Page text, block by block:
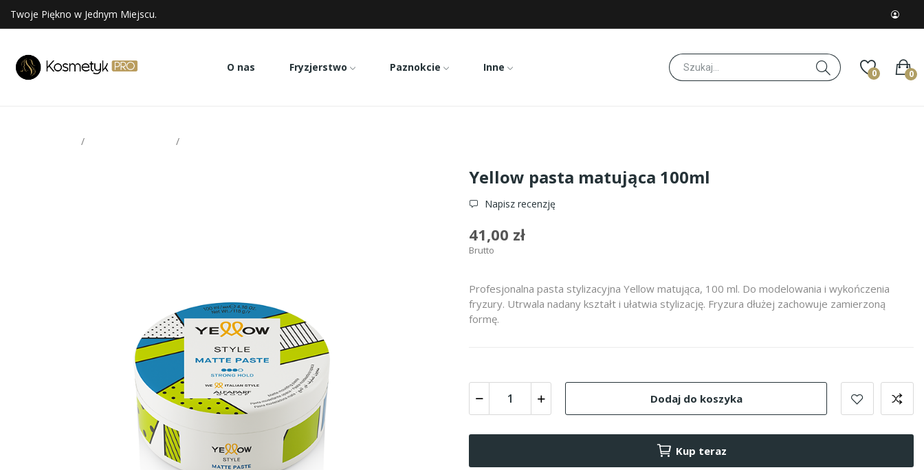
Twoje Piękno w Jednym Miejscu.
O nas Fryzjerstwo Paznokcie Inne 0 0
Yellow pasta matująca 100ml
Napisz recenzję
41,00 zł
Brutto
Profesjonalna pasta stylizacyjna Yellow matująca, 100 ml. Do modelowania i wykończenia
fryzury. Utrwala nadany kształt i ułatwia stylizację. Fryzura dłużej zachowuje zamierzoną
formę.
Dodaj do koszyka
Kup teraz